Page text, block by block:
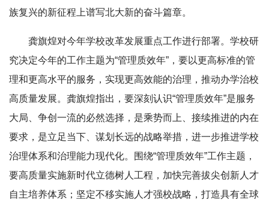
族复兴的新征程上谱写北大新的奋斗篇章。
龚旗煌对今年学校改革发展重点工作进行部署。学校研
究决定今年的工作主题为“管理质效年”，要以更高标准的管
理和更高水平的服务，实现更高效能的治理，推动办学治校
高质量发展。龚旗煌指出，要深刻认识“管理质效年”是服务
大局、争创一流的必然选择，是乘势而上、接续推进的内在
要求，是立足当下、谋划长远的战略举措，进一步推进学校
治理体系和治理能力现代化。围绕“管理质效年”工作主题，
要高质量实施新时代立德树人工程，加快完善拔尖创新人才
自主培养体系；坚定不移实施人才强校战略，打造具有全球